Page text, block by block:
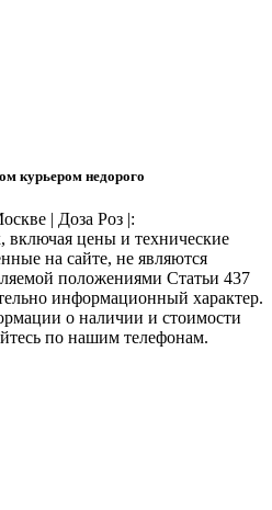
курьером недорого
| Доза Роз |:
включая цены и технические
на сайте, не являются
положениями Статьи 437
информационный характер.
о наличии и стоимости
по нашим телефонам.